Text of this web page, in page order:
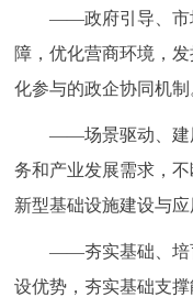
——政府引导、市场
障，优化营商环境，
化参与的政企协同机制
——场景驱动、建用
务和产业发展需求，
新型基础设施建设与应
——夯实基础、培育
设优势，夯实基础支